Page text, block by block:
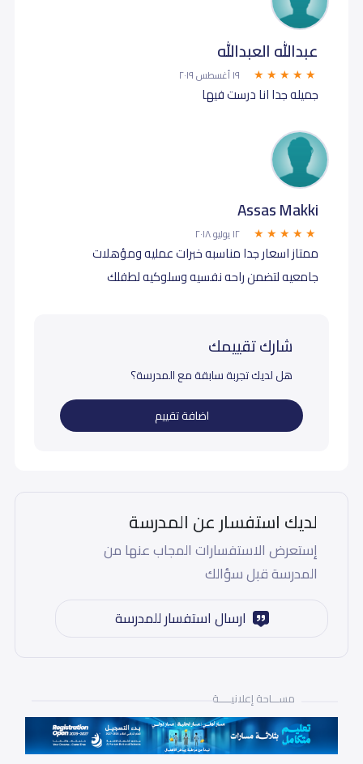
عبدالله العبدالله
١٩ أغسطس ٢٠١٩
جميله جدا انا درست فيها
Assas Makki
١٢ يوليو ٢٠١٨
ممتاز اسعار جدا مناسبه خبرات عمليه ومؤهلات
جامعيه لتضمن راحه نفسيه وسلوكيه لطفلك
شارك تقييمك
هل لديك تجربة سابقة مع المدرسة؟
اضافة تقييم
لديك استفسار عن المدرسة
إستعرض الاستفسارات المجاب عنها من
المدرسة قبل سؤالك
ارسال استفسار للمدرسة
مســـاحة إعلانيـــــة